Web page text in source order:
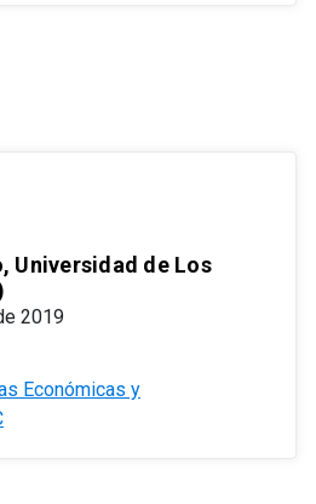
Universidad de Los
2019
Económicas y